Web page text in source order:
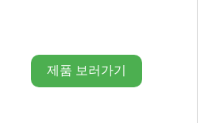
제품 보러가기